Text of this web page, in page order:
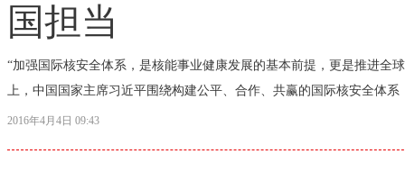
国担当
“加强国际核安全体系，是核能事业健康发展的基本前提，更是推进全
上，中国国家主席习近平围绕构建公平、合作、共赢的国际核安全体
2016年4月4日 09:43